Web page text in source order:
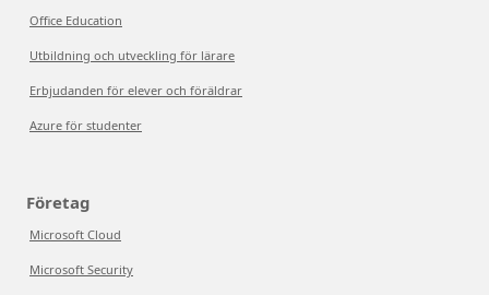
Office Education
Utbildning och utveckling för lärare
Erbjudanden för elever och föräldrar
Azure för studenter
Företag
Microsoft Cloud
Microsoft Security